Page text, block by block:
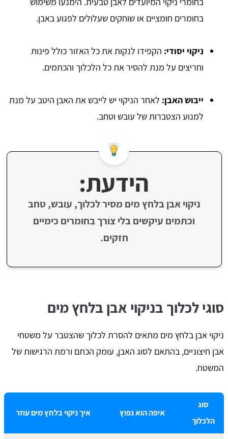
בחומרים חומציים או שוחקים שעלולים לפגוע באבן.
ניקוי יסודי: הקפידו לנקות את כל האזור כולל פינות
וחריצים על מנת להסיר את כל הלכלוך והכתמים.
ייבוש האבן: לאחר הניקוי יש לייבש את האבן היטב על מנת
למנוע הצטברות של עובש וטחב.
הידעת:
ניקוי אבן בלחץ מים מסיר לכלוך, עובש, טחב
וכתמים עיקשים בלי צורך בחומרים כימיים
חזקים.
סוגי לכלוך בניקוי אבן בלחץ מים
ניקוי אבן בלחץ מים מתאים להסרת לכלוך שהצטבר על משטחי
אבן חיצוניים, בהתאם לסוג האבן, עומק הכתם ורמת הרגישות של
המשטח.
סוג
הלכלוך
איפה הוא נפוץ איך ניקוי בלחץ מים עוזר